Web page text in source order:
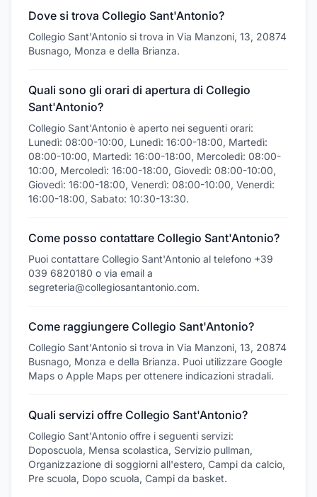
Dove si trova Collegio Sant'Antonio?
Collegio Sant'Antonio si trova in Via Manzoni, 13, 20874
Busnago, Monza e della Brianza.
Quali sono gli orari di apertura di Collegio
Sant'Antonio?
Collegio Sant'Antonio è aperto nei seguenti orari:
Lunedì: 08:00-10:00, Lunedì: 16:00-18:00, Martedì:
08:00-10:00, Martedì: 16:00-18:00, Mercoledì: 08:00-
10:00, Mercoledì: 16:00-18:00, Giovedì: 08:00-10:00,
Giovedì: 16:00-18:00, Venerdì: 08:00-10:00, Venerdì:
16:00-18:00, Sabato: 10:30-13:30.
Come posso contattare Collegio Sant'Antonio?
Puoi contattare Collegio Sant'Antonio al telefono +39
039 6820180 o via email a
segreteria@collegiosantantonio.com.
Come raggiungere Collegio Sant'Antonio?
Collegio Sant'Antonio si trova in Via Manzoni, 13, 20874
Busnago, Monza e della Brianza. Puoi utilizzare Google
Maps o Apple Maps per ottenere indicazioni stradali.
Quali servizi offre Collegio Sant'Antonio?
Collegio Sant'Antonio offre i seguenti servizi:
Doposcuola, Mensa scolastica, Servizio pullman,
Organizzazione di soggiorni all'estero, Campi da calcio,
Pre scuola, Dopo scuola, Campi da basket.